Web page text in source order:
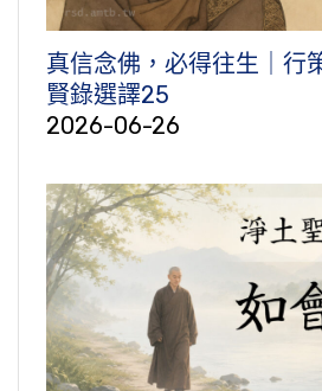
真信念佛，必得往生｜行
賢錄選譯25
2026-06-26